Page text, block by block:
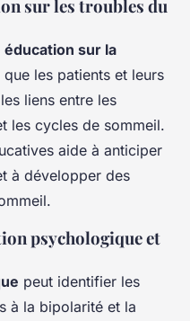
sur les troubles du
éducation sur la
que les patients et leurs
liens entre les
les cycles de sommeil.
aide à anticiper
à développer des
psychologique et
peut identifier les
à la bipolarité et la